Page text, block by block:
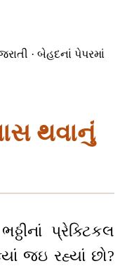
· બેહદનાં પેપરમાં
થવાનું
પ્રેક્ટિકલ
જઇ રહ્યાં છો?